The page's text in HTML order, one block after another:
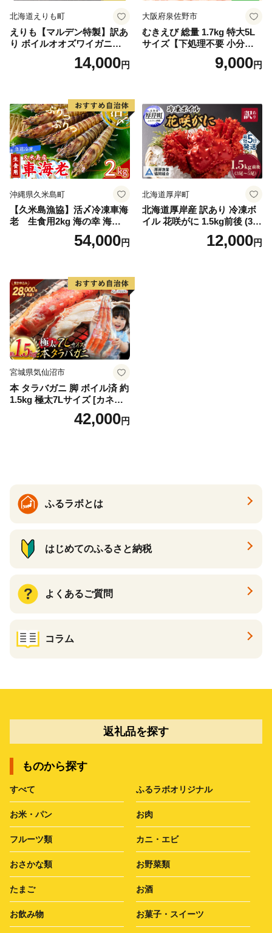
北海道えりも町
えりも【マルデン特製】訳あ
り ボイルオオズワイガニ姿2
kg《1kg(４尾～５尾)×2》【e
r002-051-a】 / ふるさと納税
イル済み 冷凍 カニ 蟹 かに
カニ味噌 甲羅 お得 格安 小ぶ
り 解凍 カニ鍋 甲羅焼き 海鮮
返礼品 特産品 新鮮 濃厚 旨み
簡単調理 家庭用 ギフト グル
メ
14,000円
大阪府泉佐野市
むきえび 総量 1.7kg 特大5L
サイズ【下処理不要 小分け 8
50g×2P 訳あり サイズ不揃い
バナメイエビ バラ凍結】
9,000円
沖縄県久米島町
【久米島漁協】活〆冷凍車海
老 生食用2kg 海の幸 海鮮
車えび クルマエビ 高級食材
生食 刺身 鮮度抜群 プリプリ
り物 お歳暮 お中元
54,000円
北海道厚岸町
北海道厚岸産 訳あり 冷凍ボ
イル 花咲がに 1.5kg前後 (3尾
～5尾入) 蟹 花咲ガニ 魚介類
魚介 [№5863-1090]12,000円
宮城県気仙沼市
本 タラバガニ 脚 ボイル済 約
1.5kg 極太7Lサイズ [カネダ
イ 宮城県 気仙沼市 2056432
6] カニ かに 蟹 たらばがに た
42,000円
ふるラボとは
はじめてのふるさと納税
よくあるご質問
コラム
返礼品を探す
ものから探す
すべて ふるラボオリジナル
お米・パン お肉
フルーツ類 カニ・エビ
おさかな類 お野菜類
たまご お酒
お飲み物 お菓子・スイーツ